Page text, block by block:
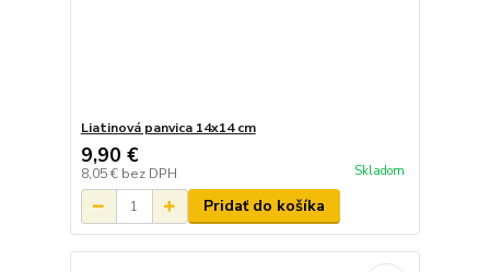
Liatinová panvica 14x14 cm
9,90 €
8,05 € bez DPH Skladom
Pridať do košíka